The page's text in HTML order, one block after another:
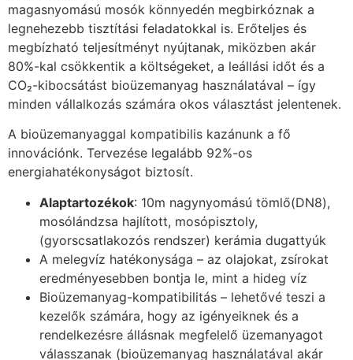
magasnyomású mosók könnyedén megbirkóznak a
legnehezebb tisztítási feladatokkal is. Erőteljes és
megbízható teljesítményt nyújtanak, miközben akár
80%-kal csökkentik a költségeket, a leállási időt és a
CO₂-kibocsátást bioüzemanyag használatával – így
minden vállalkozás számára okos választást jelentenek.
A bioüzemanyaggal kompatibilis kazánunk a fő
innovációnk. Tervezése legalább 92%-os
energiahatékonyságot biztosít.
Alaptartozékok: 10m nagynyomású tömlő(DN8),
mosólándzsa hajlított, mosópisztoly,
(gyorscsatlakozós rendszer) kerámia dugattyúk
A melegvíz hatékonysága – az olajokat, zsírokat
eredményesebben bontja le, mint a hideg víz
Bioüzemanyag-kompatibilitás – lehetővé teszi a
kezelők számára, hogy az igényeiknek és a
rendelkezésre állásnak megfelelő üzemanyagot
válasszanak (bioüzemanyag használatával akár